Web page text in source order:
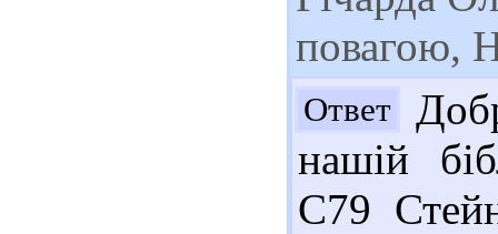
повагою,
Ответ
нашій
С79